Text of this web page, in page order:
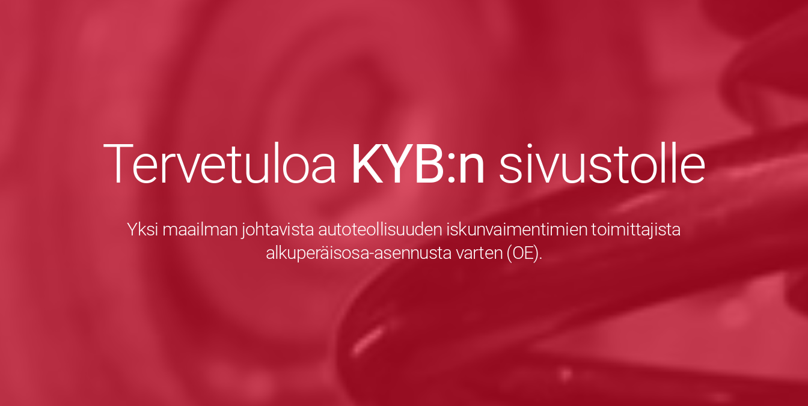
Tervetuloa KYB:n sivustolle
Yksi maailman johtavista autoteollisuuden iskunvaimentimien toimittajista
alkuperäisosa-asennusta varten (OE).